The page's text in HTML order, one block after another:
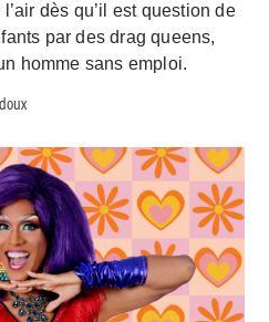
dès qu’il est question de
par des drag queens,
homme sans emploi.